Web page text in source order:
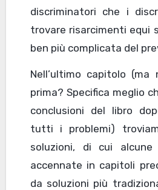
discriminatori che i
trovare risarcimenti equi
ben più complicata del
Nell’ultimo capitolo
prima? Specifica meglio
conclusioni del libro
tutti i problemi)
soluzioni, di cui
accennate in capitoli
da soluzioni più